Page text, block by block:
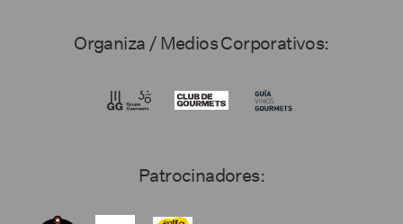
Organiza / Medios Corporativos:
Patrocinadores: